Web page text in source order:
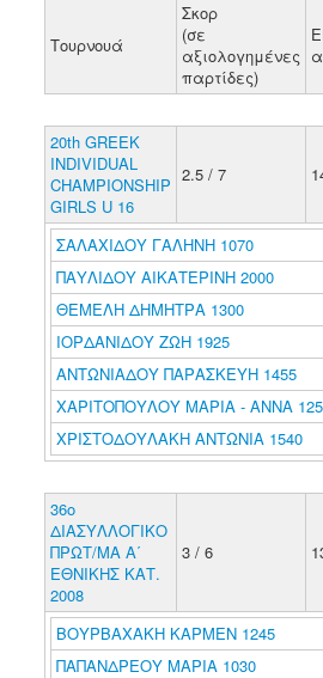
Τουρνουά
Σκορ
(σε
αξιολογημένες
παρτίδες)
20th GREEK
INDIVIDUAL
CHAMPIONSHIP
GIRLS U 16
2.5 / 7
ΣΑΛΑΧΙΔΟΥ ΓΑΛΗΝΗ 1070
ΠΑΥΛΙΔΟΥ ΑΙΚΑΤΕΡΙΝΗ 2000
ΘΕΜΕΛΗ ΔΗΜΗΤΡΑ 1300
ΙΟΡΔΑΝΙΔΟΥ ΖΩΗ 1925
ΑΝΤΩΝΙΑΔΟΥ ΠΑΡΑΣΚΕΥΗ 1455
ΧΑΡΙΤΟΠΟΥΛΟΥ ΜΑΡΙΑ - ΑΝΝΑ
ΧΡΙΣΤΟΔΟΥΛΑΚΗ ΑΝΤΩΝΙΑ 1540
36ο
ΔΙΑΣΥΛΛΟΓΙΚΟ
ΠΡΩΤ/ΜΑ Α΄
ΕΘΝΙΚΗΣ ΚΑΤ.
2008
3 / 6
ΒΟΥΡΒΑΧΑΚΗ ΚΑΡΜΕΝ 1245
ΠΑΠΑΝΔΡΕΟΥ ΜΑΡΙΑ 1030